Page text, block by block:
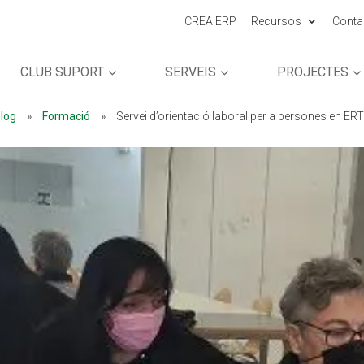
CREA ERP Recursos
CLUB SUPORT SERVEIS PROJECTES
» Formació » Servei d’orientació laboral per a persones en
SOCIAL I JOVES
ACTUALITAT
Notícies
SOCIAL I JOVES
ACTUALITAT
Notícies